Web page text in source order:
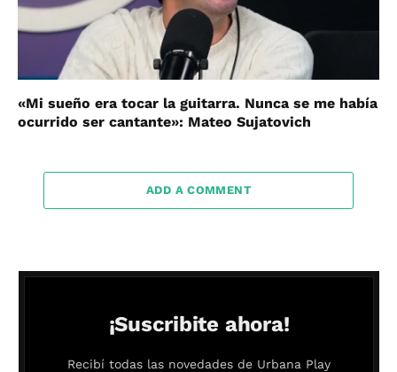
«Mi sueño era tocar la guitarra. Nunca se me había
ocurrido ser cantante»: Mateo Sujatovich
ADD A COMMENT
¡Suscribite ahora!
Recibí todas las novedades de Urbana Play